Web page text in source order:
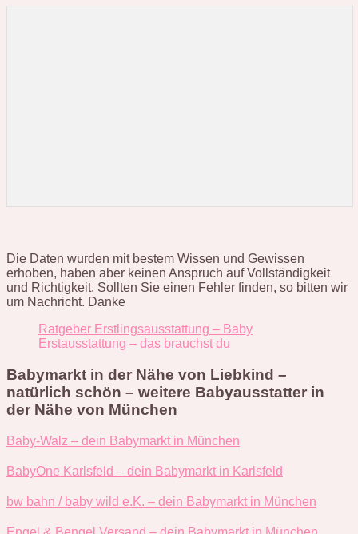
Die Daten wurden mit bestem Wissen und Gewissen
erhoben, haben aber keinen Anspruch auf Vollständigkeit
und Richtigkeit. Sollten Sie einen Fehler finden, so bitten wir
um Nachricht. Danke
Ratgeber Erstlingsausstattung – Baby
Erstausstattung – das brauchst du
Babymarkt in der Nähe von Liebkind –
natürlich schön – weitere Babyausstatter in
der Nähe von München
Baby-Walz – dein Babymarkt in München
BabyOne Karlsfeld – dein Babymarkt in Karlsfeld
bw bahn / baby wild e.K. – dein Babymarkt in München